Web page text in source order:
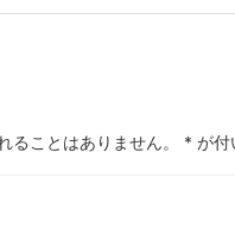
ることはありません。 * が付